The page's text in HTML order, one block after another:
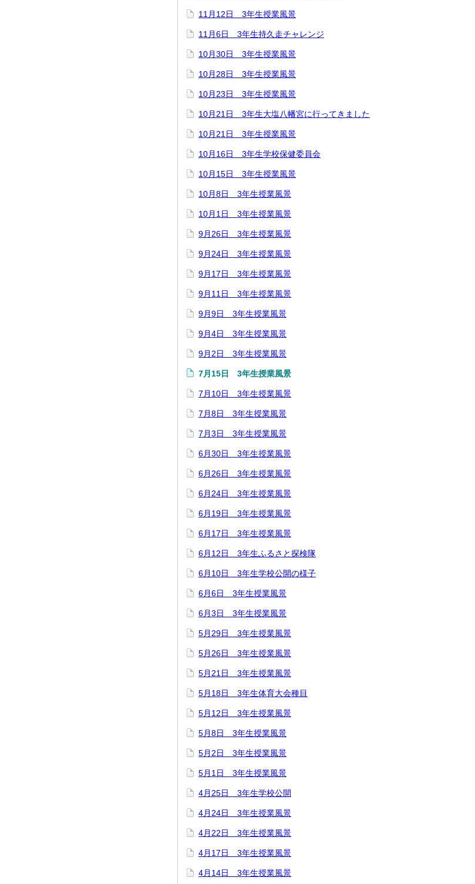
11月12日 3年生授業風景
11月6日 3年生持久走チャレンジ
10月30日 3年生授業風景
10月28日 3年生授業風景
10月23日 3年生授業風景
10月21日 3年生大塩八幡宮に行ってきました
10月21日 3年生授業風景
10月16日 3年生学校保健委員会
10月15日 3年生授業風景
10月8日 3年生授業風景
10月1日 3年生授業風景
9月26日 3年生授業風景
9月24日 3年生授業風景
9月17日 3年生授業風景
9月11日 3年生授業風景
9月9日 3年生授業風景
9月4日 3年生授業風景
9月2日 3年生授業風景
7月15日 3年生授業風景
7月10日 3年生授業風景
7月8日 3年生授業風景
7月3日 3年生授業風景
6月30日 3年生授業風景
6月26日 3年生授業風景
6月24日 3年生授業風景
6月19日 3年生授業風景
6月17日 3年生授業風景
6月12日 3年生ふるさと探検隊
6月10日 3年生学校公開の様子
6月6日 3年生授業風景
6月3日 3年生授業風景
5月29日 3年生授業風景
5月26日 3年生授業風景
5月21日 3年生授業風景
5月18日 3年生体育大会種目
5月12日 3年生授業風景
5月8日 3年生授業風景
5月2日 3年生授業風景
5月1日 3年生授業風景
4月25日 3年生学校公開
4月24日 3年生授業風景
4月22日 3年生授業風景
4月17日 3年生授業風景
4月14日 3年生授業風景